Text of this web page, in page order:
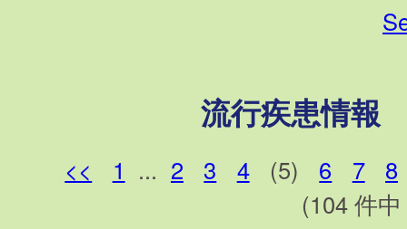
流行疾患情報
<< 1 ... 2 3 4 (5) 6 7
8
(104 件